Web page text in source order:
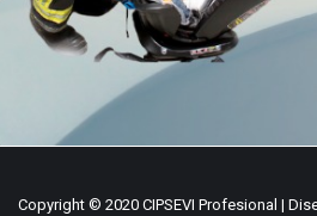
Copyright © 2020 CIPSEVI Profesional |